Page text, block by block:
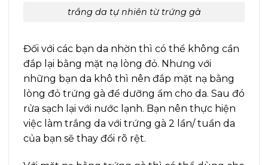
trắng da tự nhiên từ trứng gà
Đối với các bạn da nhờn thì có thể không cần
đắp lại bằng mặt nạ lòng đỏ. Nhưng với
những bạn da khô thì nên đắp mặt nạ bằng
lòng đỏ trứng gà để dưỡng ẩm cho da. Sau đó
rửa sạch lại với nước lạnh. Bạn nên thực hiện
việc làm trắng da với trứng gà 2 lần/ tuần da
của bạn sẽ thay đổi rõ rệt.